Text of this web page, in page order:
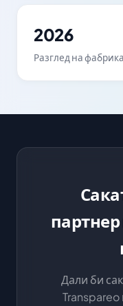
2026
Разглед на
Дали би